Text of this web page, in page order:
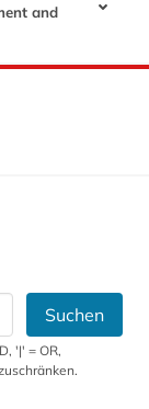
and
Suchen
'|' = OR,